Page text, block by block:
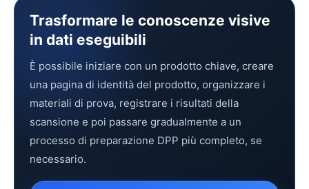
Trasformare le conoscenze visive
in dati eseguibili
È possibile iniziare con un prodotto chiave, creare
una pagina di identità del prodotto, organizzare i
materiali di prova, registrare i risultati della
scansione e poi passare gradualmente a un
processo di preparazione DPP più completo, se
necessario.